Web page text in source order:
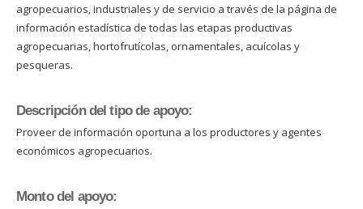
agropecuarios, industriales y de servicio a través de la página de
información estadística de todas las etapas productivas
agropecuarias, hortofrutícolas, ornamentales, acuícolas y
pesqueras.
Descripción del tipo de apoyo:
Proveer de información oportuna a los productores y agentes
económicos agropecuarios.
Monto del apoyo: